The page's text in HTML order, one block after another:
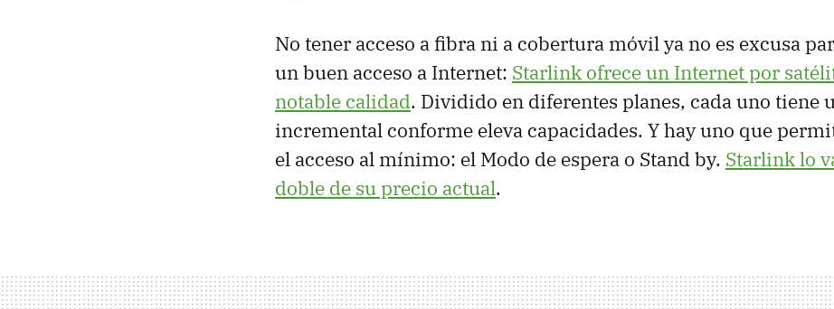
No tener acceso a fibra ni a cobertura móvil ya no es excusa
un buen acceso a Internet: Starlink ofrece un Internet por
notable calidad. Dividido en diferentes planes, cada uno tiene
incremental conforme eleva capacidades. Y hay uno que
el acceso al mínimo: el Modo de espera o Stand by. Starlink lo
doble de su precio actual.